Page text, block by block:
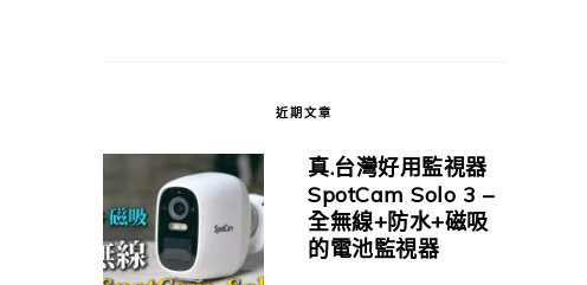
近期文章
真.台灣好用監視器
SpotCam Solo 3 –
全無線+防水+磁吸
的電池監視器